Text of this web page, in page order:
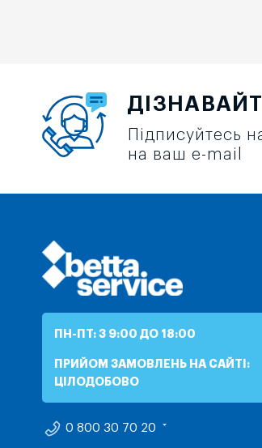
Підписуйтесь
на ваш e-mail
ПН-ПТ: З 9:00 ДО 18:00
ПРИЙОМ ЗАМОВЛЕНЬ НА САЙТІ:
ЦІЛОДОБОВО
0 800 30 70 20